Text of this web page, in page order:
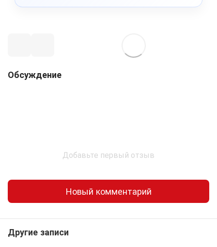
Обсуждение
Добавьте первый отзыв
Новый комментарий
Другие записи